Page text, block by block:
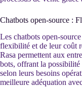
Chatbots open-source :
Les chatbots open-
flexibilité et de leur coût
Rasa permettent aux
bots, offrant la possibilité
selon leurs besoins
meilleure adéquation